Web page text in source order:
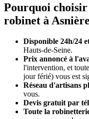
Pourquoi
robinet à
Disponible 24h/24
Hauts-de-Seine.
Prix annoncé à
l'intervention, et
jour férié) vous est
Réseau d'artisans
vous.
Devis gratuit par
Toute la